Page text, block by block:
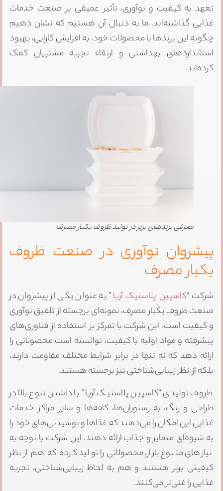
به کیفیت و نوآوری، تأثیر عمیقی بر صنعت خدمات
گذاشته‌اند. ما به دنبال آن هستیم که نشان دهیم
این برندها با محصولات خود، به افزایش کارایی، بهبود
بهداشتی و ارتقاء تجربه مشتریان کمک
معرفی برندهای برتر در تولید ظروف یکبار مصرف
نوآوری در صنعت ظروف
مصرف
“کاسپین پلاستیک آریا” به عنوان یکی از پیشروان در
ظروف یکبار مصرف، نمونه‌ای برجسته از تلفیق نوآوری
کیفیت است. این شرکت با تمرکز بر استفاده از فناوری‌های
و مواد اولیه با کیفیت، توانسته است محصولاتی را
دهد که نه تنها در برابر شرایط مختلف مقاومت دارند،
از نظر زیبایی‌شناختی نیز برجسته هستند.
ظروف تولیدی “کاسپین پلاستیک آریا” با داشتن تنوع بالا در
و رنگ، به رستوران‌ها، کافه‌ها و سایر مراکز خدمات
این امکان را می‌دهند که غذاها و نوشیدنی‌های خود را
شیوه‌ای متمایز و جذاب ارائه دهند. این شرکت با توجه به
نیازهای متنوع بازار، محصولاتی را تولید کرده که هم از نظر
برتر هستند و هم به لحاظ زیبایی‌شناختی، تجربه
را غنی‌تر می‌کنند.